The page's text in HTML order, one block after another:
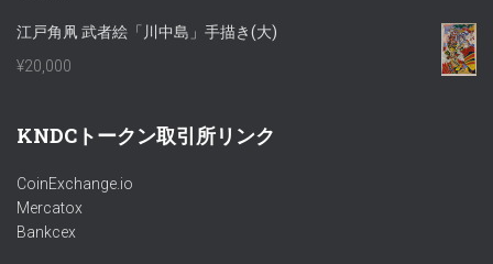
江戸角凧 武者絵「川中島」手描き(大)
¥20,000
KNDCトークン取引所リンク
CoinExchange.io
Mercatox
Bankcex